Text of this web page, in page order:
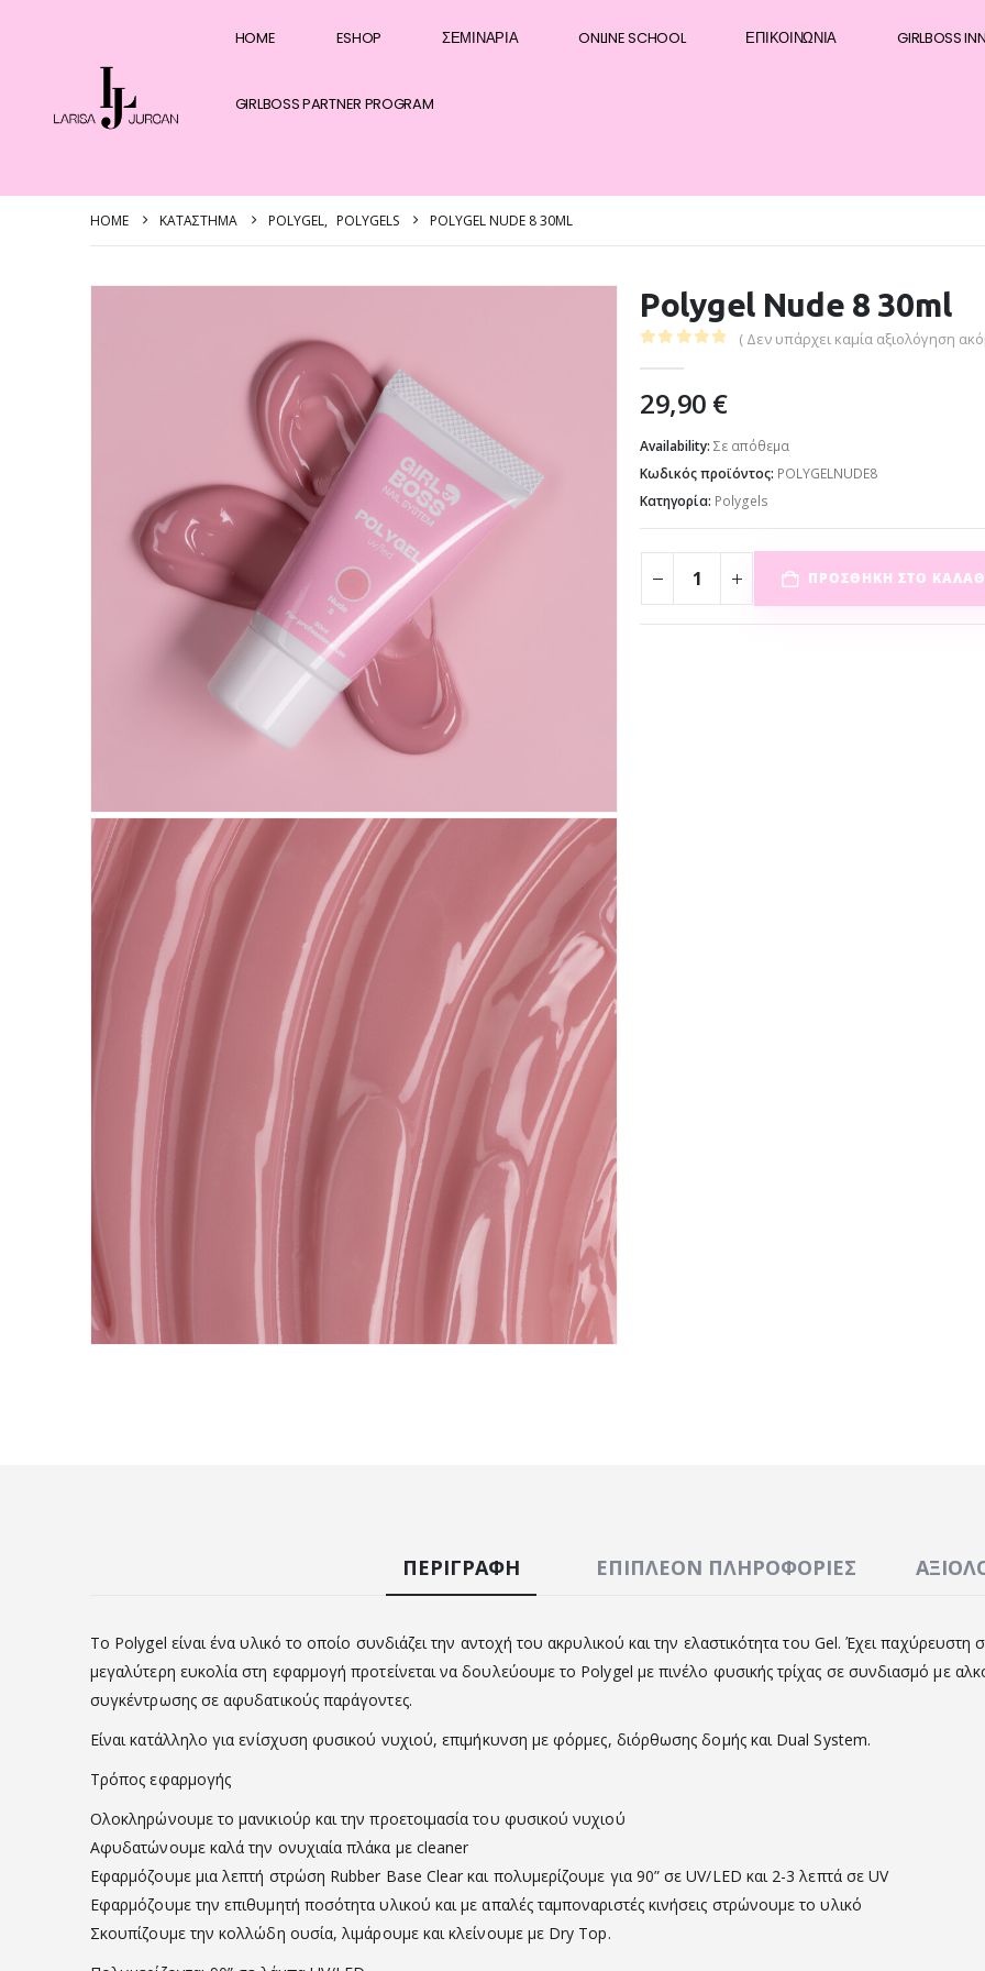
HOME ESHOP ΣΕΜΙΝΆΡΙΑ ONLINE SCHOOL ΕΠΙΚΟΙΝΩΝΊΑ GIRLBOSS
GIRLBOSS PARTNER PROGRAM
HOME ΚΑΤΆΣΤΗΜΑ POLYGEL, POLYGELS POLYGEL NUDE 8 30ML
Polygel Nude 8 30ml
( Δεν υπάρχει καμία αξιολόγηση
29,90 €
Availability: Σε απόθεμα
Κωδικός προϊόντος: POLYGELNUDE8
Κατηγορία: Polygels
ΠΡΟΣΘΉΚΗ ΣΤΟ
ΠΕΡΙΓΡΑΦΉ ΕΠΙΠΛΈΟΝ ΠΛΗΡΟΦΟΡΊΕΣ
Το Polygel είναι ένα υλικό το οποίο συνδιάζει την αντοχή του ακρυλικού και την ελαστικότητα του Gel. Έχει παχύρευστη
μεγαλύτερη ευκολία στη εφαρμογή προτείνεται να δουλεύουμε το Polygel με πινέλο φυσικής τρίχας σε συνδιασμό με
συγκέντρωσης σε αφυδατικούς παράγοντες.
Είναι κατάλληλο για ενίσχυση φυσικού νυχιού, επιμήκυνση με φόρμες, διόρθωσης δομής και Dual System.
Τρόπος εφαρμογής
Ολοκληρώνουμε το μανικιούρ και την προετοιμασία του φυσικού νυχιού
Αφυδατώνουμε καλά την ονυχιαία πλάκα με cleaner
Εφαρμόζουμε μια λεπτή στρώση Rubber Base Clear και πολυμερίζουμε για 90” σε UV/LED και 2-3 λεπτά σε UV
Εφαρμόζουμε την επιθυμητή ποσότητα υλικού και με απαλές ταμποναριστές κινήσεις στρώνουμε το υλικό
Σκουπίζουμε την κολλώδη ουσία, λιμάρουμε και κλείνουμε με Dry Top.